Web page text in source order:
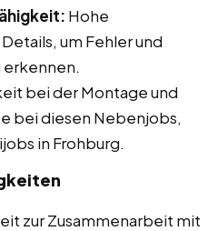
Hohe
um Fehler und
erkennen.
bei der Montage und
bei diesen Nebenjobs,
in Frohburg.
zur Zusammenarbeit mit